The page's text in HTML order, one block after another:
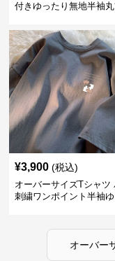
付きゆったり無地半袖
¥3,900 (税込)
オーバーサイズTシャツ
刺繍ワンポイント半袖ゆ
オーバー